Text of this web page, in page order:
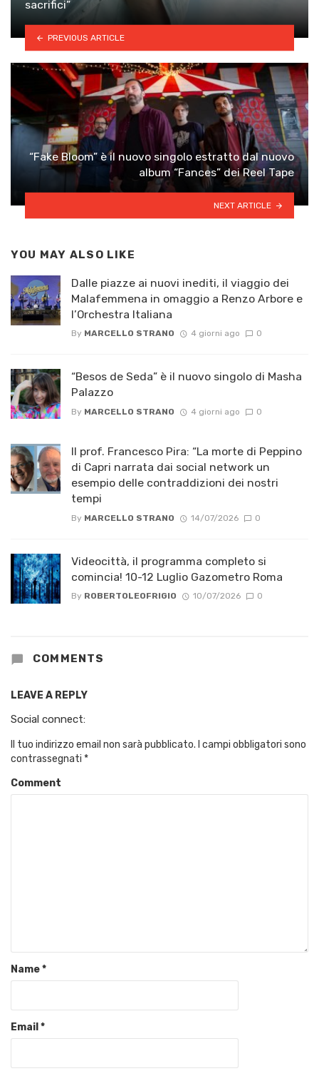
sacrifici”
PREVIOUS ARTICLE
“Fake Bloom” è il nuovo singolo estratto dal nuovo
album “Fances” dei Reel Tape
NEXT ARTICLE
YOU MAY ALSO LIKE
Dalle piazze ai nuovi inediti, il viaggio dei
Malafemmena in omaggio a Renzo Arbore e
l’Orchestra Italiana ​
By MARCELLO STRANO 4 giorni ago 0
“Besos de Seda” è il nuovo singolo di Masha
Palazzo
By MARCELLO STRANO 4 giorni ago 0
Il prof. Francesco Pira: “La morte di Peppino
di Capri narrata dai social network un
esempio delle contraddizioni dei nostri
tempi
By MARCELLO STRANO 14/07/2026 0
Videocittà, il programma completo si
comincia! 10-12 Luglio Gazometro Roma
By ROBERTOLEOFRIGIO 10/07/2026 0
COMMENTS
LEAVE A REPLY
Social connect:
Il tuo indirizzo email non sarà pubblicato. I campi obbligatori sono
contrassegnati *
Comment
Name*
Email*